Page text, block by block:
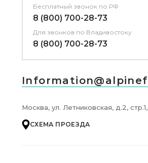
Бесплатный звонок по РФ
8 (800) 700-28-73
Для звонков по Владивостоку
8 (800) 700-28-73
Москва, ул. Летниковская, д.2, стр.1,
СХЕМА ПРОЕЗДА